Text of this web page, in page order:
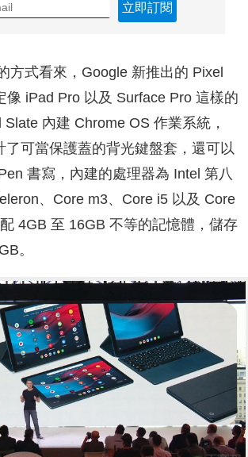
立即訂閱
方式看來，Google 新推出的 Pixel
像 iPad Pro 以及 Surface Pro 這樣的
內建 Chrome OS 作業系統，
了可當保護蓋的背光鍵盤套，還可以
書寫，內建的處理器為 Intel 第八
、Core m3、Core i5 以及 Core
4GB 至 16GB 不等的記憶體，儲存
。